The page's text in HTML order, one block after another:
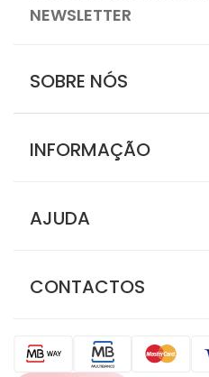
NEWSLETTER
SOBRE NÓS
INFORMAÇÃO
AJUDA
CONTACTOS